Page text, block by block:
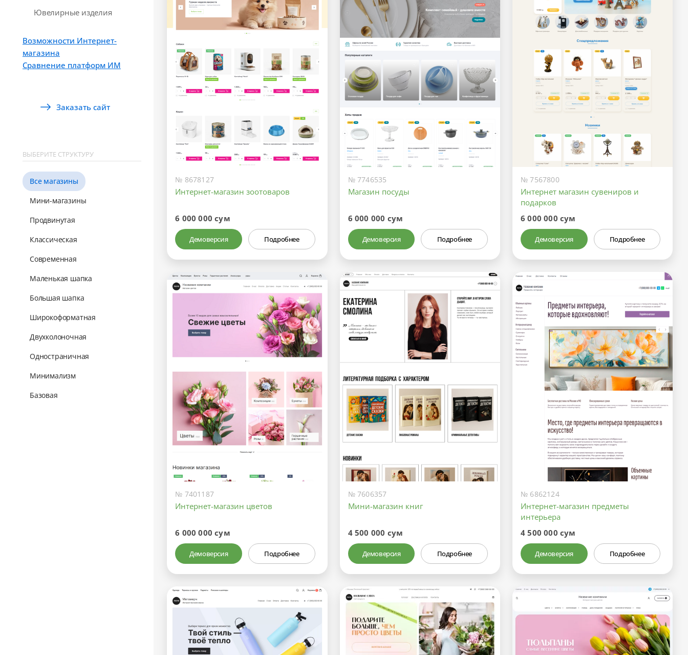
Ювелирные изделия
Возможности Интернет-
магазина
Сравнение платформ ИМ
Заказать сайт
ВЫБЕРИТЕ СТРУКТУРУ
Все магазины
Мини-магазины
Продвинутая
Классическая
Современная
Маленькая шапка
Большая шапка
Широкоформатная
Двухколоночная
Одностраничная
Минимализм
Базовая
№ 8678127
Интернет-магазин зоотоваров
6 000 000 сум
Демоверсия Подробнее
№ 7746535
Магазин посуды
6 000 000 сум
Демоверсия Подробнее
№ 7567800
Интернет магазин сувениров и
подарков
6 000 000 сум
Демоверсия Подробнее
№ 7401187
Интернет-магазин цветов
6 000 000 сум
Демоверсия Подробнее
№ 7606357
Мини-магазин книг
4 500 000 сум
Демоверсия Подробнее
№ 6862124
Интернет-магазин предметы
интерьера
4 500 000 сум
Демоверсия Подробнее